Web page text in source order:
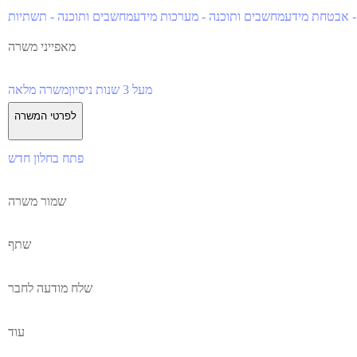
- אבטחת מידעמחשבים ותוכנה - מערכות מידעמחשבים ותוכנה - תשתיות
מאפייני משרה
מעל 3 שנות ניסיון משרה מלאה
לפרטי המשרה
פתח בחלון חדש
שמור משרה
שתף
שלח מודעה לחבר
עוד